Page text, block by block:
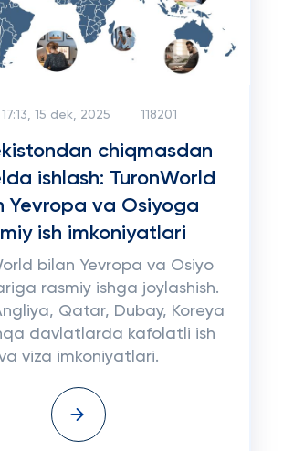
17:13, 15 dek, 2025 118201
chiqmasdan
ishlash: TuronWorld
Yevropa va Osiyoga
ish imkoniyatlari
bilan Yevropa va Osiyo
rasmiy ishga joylashish.
Qatar, Dubay, Koreya
davlatlarda kafolatli ish
viza imkoniyatlari.